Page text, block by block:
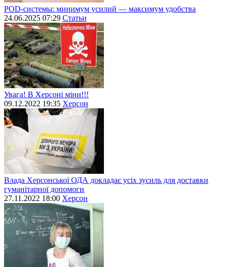
POD-системы: минимум усилий — максимум удобства
24.06.2025 07:29 Статьи
Увага! В Херсоні міни!!!
09.12.2022 19:35 Херсон
Влада Херсонської ОДА докладає усіх зусиль для доставки
гуманітарної допомоги
27.11.2022 18:00 Херсон